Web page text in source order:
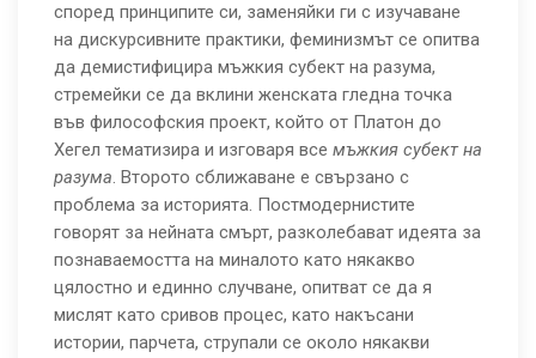
според принципите си, заменяйки ги с изучаване
на дискурсивните практики, феминизмът се опитва
да демистифицира мъжкия субект на разума,
стремейки се да вклини женската гледна точка
във философския проект, който от Платон до
Хегел тематизира и изговаря все мъжкия субект на
разума. Второто сближаване е свързано с
проблема за историята. Постмодернистите
говорят за нейната смърт, разколебават идеята за
познаваемостта на миналото като някакво
цялостно и единно случване, опитват се да я
мислят като сривов процес, като накъсани
истории, парчета, струпали се около някакви